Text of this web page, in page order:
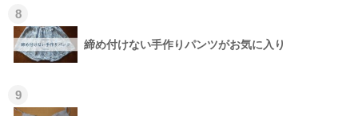
8
締め付けない手作りパンツがお気に入り
9